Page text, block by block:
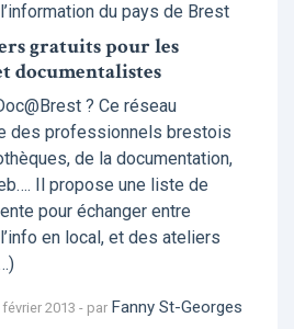
du pays de Brest
gratuits pour les
documentalistes
? Ce réseau
des professionnels brestois
de la documentation,
Il propose une liste de
pour échanger entre
en local, et des ateliers
2013 - par Fanny St-Georges